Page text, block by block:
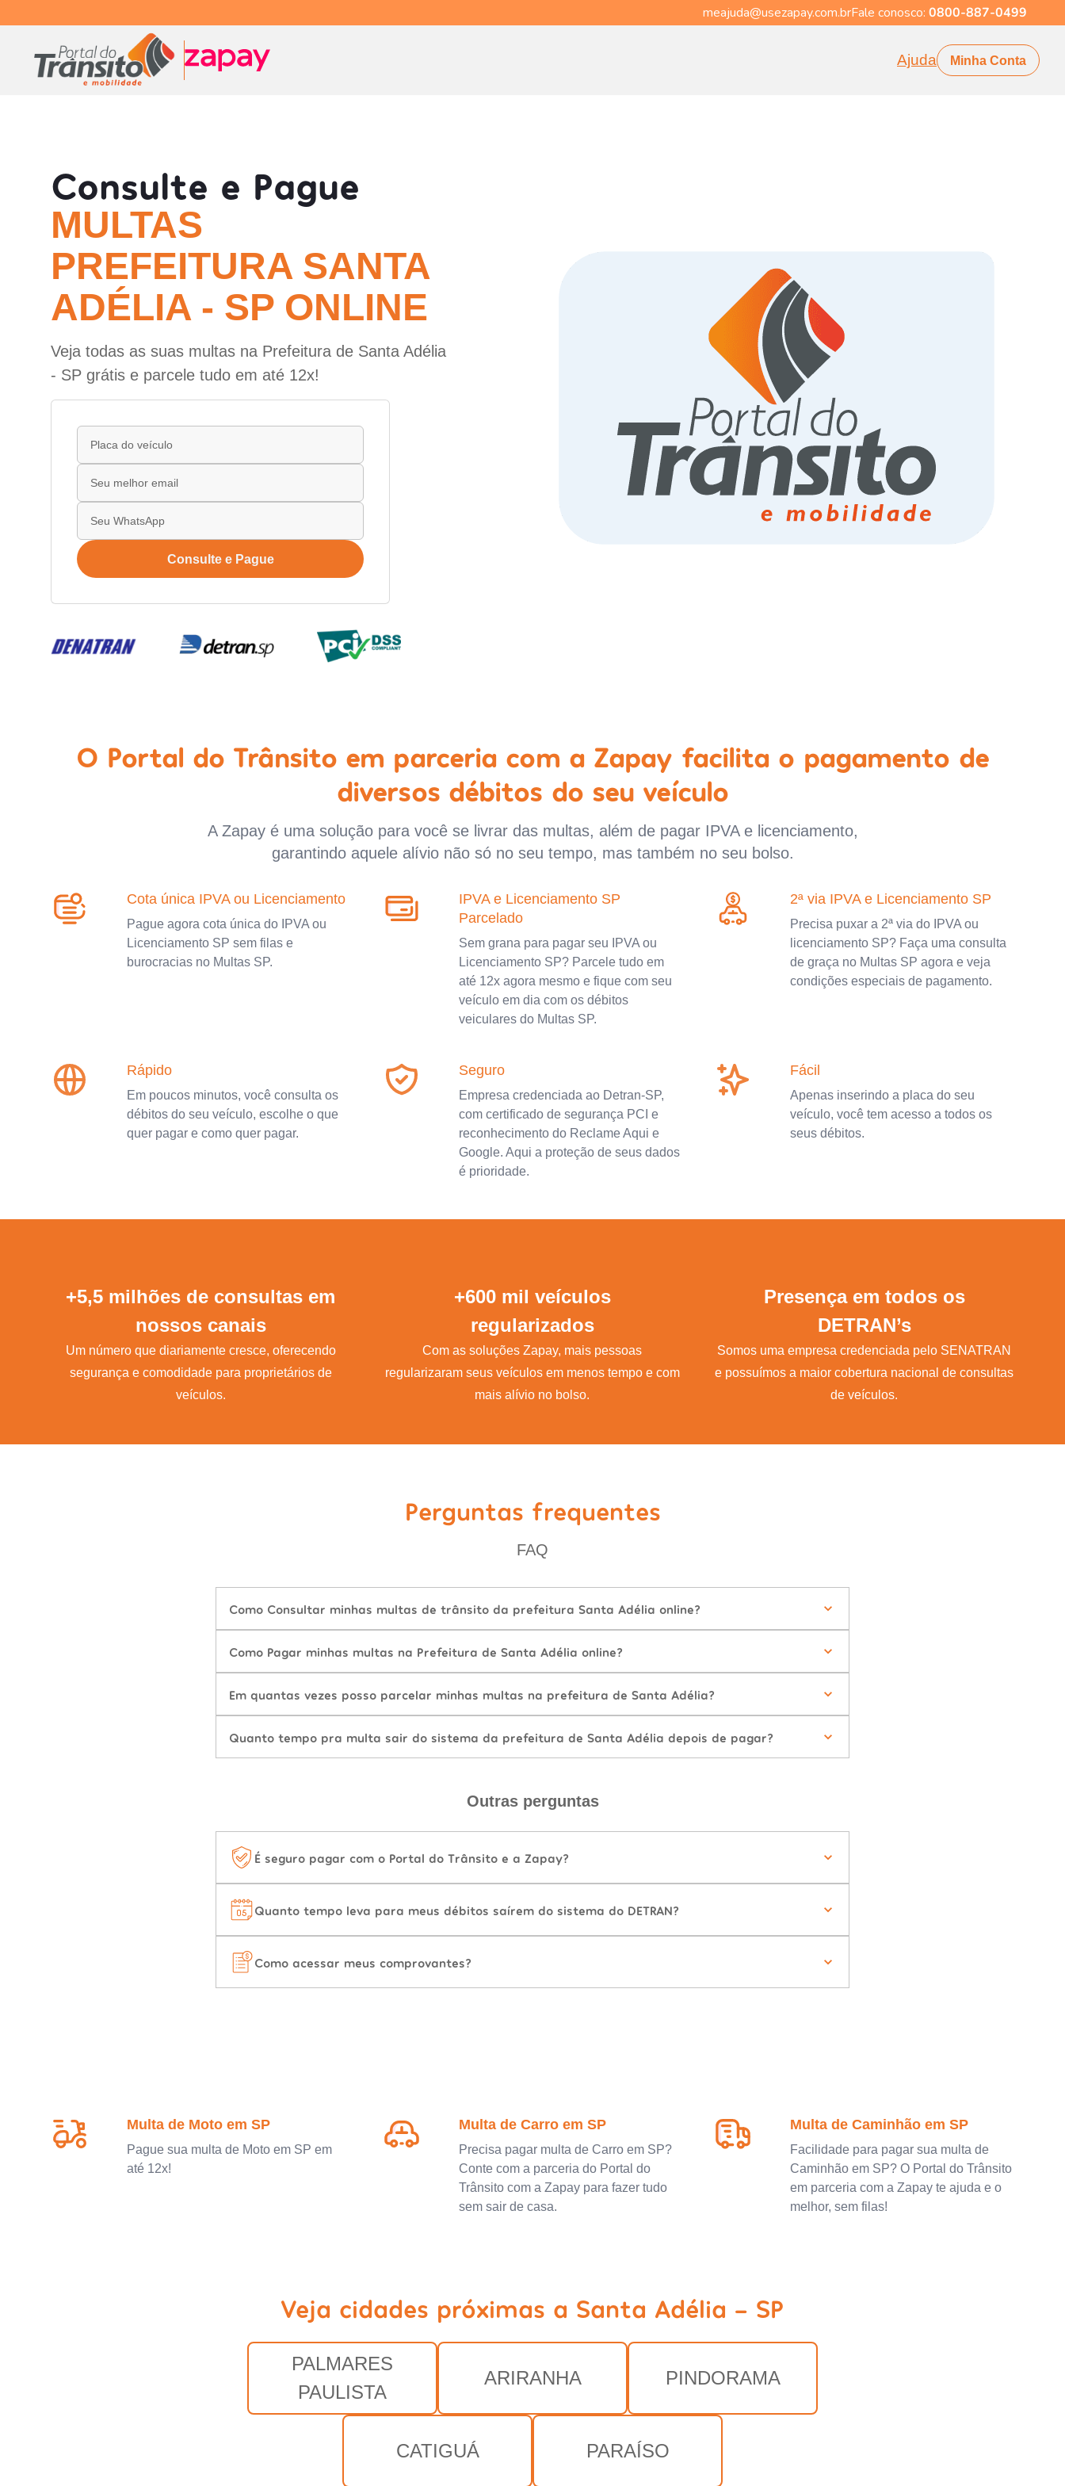
meajuda@usezapay.com.brFale conosco: 0800-887-0499
Ajuda Minha Conta
Consulte e Pague
MULTAS
PREFEITURA SANTA
ADÉLIA - SP ONLINE
Veja todas as suas multas na Prefeitura de Santa Adélia
- SP grátis e parcele tudo em até 12x!
Consulte e Pague
O Portal do Trânsito em parceria com a Zapay facilita o pagamento de
diversos débitos do seu veículo
A Zapay é uma solução para você se livrar das multas, além de pagar IPVA e licenciamento,
garantindo aquele alívio não só no seu tempo, mas também no seu bolso.
Cota única IPVA ou Licenciamento
Pague agora cota única do IPVA ou
Licenciamento SP sem filas e
burocracias no Multas SP.
IPVA e Licenciamento SP
Parcelado
Sem grana para pagar seu IPVA ou
Licenciamento SP? Parcele tudo em
até 12x agora mesmo e fique com seu
veículo em dia com os débitos
veiculares do Multas SP.
2ª via IPVA e Licenciamento SP
Precisa puxar a 2ª via do IPVA ou
licenciamento SP? Faça uma consulta
de graça no Multas SP agora e veja
condições especiais de pagamento.
Rápido
Em poucos minutos, você consulta os
débitos do seu veículo, escolhe o que
quer pagar e como quer pagar.
Seguro
Empresa credenciada ao Detran-SP,
com certificado de segurança PCI e
reconhecimento do Reclame Aqui e
Google. Aqui a proteção de seus dados
é prioridade.
Fácil
Apenas inserindo a placa do seu
veículo, você tem acesso a todos os
seus débitos.
+5,5 milhões de consultas em
nossos canais
Um número que diariamente cresce, oferecendo
segurança e comodidade para proprietários de
veículos.
+600 mil veículos
regularizados
Com as soluções Zapay, mais pessoas
regularizaram seus veículos em menos tempo e com
mais alívio no bolso.
Presença em todos os
DETRAN’s
Somos uma empresa credenciada pelo SENATRAN
e possuímos a maior cobertura nacional de consultas
de veículos.
Perguntas frequentes
FAQ
Como Consultar minhas multas de trânsito da prefeitura Santa Adélia online?
Como Pagar minhas multas na Prefeitura de Santa Adélia online?
Em quantas vezes posso parcelar minhas multas na prefeitura de Santa Adélia?
Quanto tempo pra multa sair do sistema da prefeitura de Santa Adélia depois de pagar?
Outras perguntas
É seguro pagar com o Portal do Trânsito e a Zapay?
Quanto tempo leva para meus débitos saírem do sistema do DETRAN?
Como acessar meus comprovantes?
Multa de Moto em SP
Pague sua multa de Moto em SP em
até 12x!
Multa de Carro em SP
Precisa pagar multa de Carro em SP?
Conte com a parceria do Portal do
Trânsito com a Zapay para fazer tudo
sem sair de casa.
Multa de Caminhão em SP
Facilidade para pagar sua multa de
Caminhão em SP? O Portal do Trânsito
em parceria com a Zapay te ajuda e o
melhor, sem filas!
Veja cidades próximas a Santa Adélia - SP
PALMARES
PAULISTA
ARIRANHA PINDORAMA
CATIGUÁ PARAÍSO